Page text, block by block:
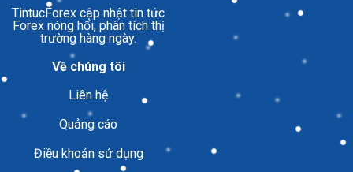
TintucForex cập nhật tin tức
Forex nóng hổi, phân tích thị
trường hàng ngày.
Về chúng tôi
Liên hệ
Quảng cáo
Điều khoản sử dụng